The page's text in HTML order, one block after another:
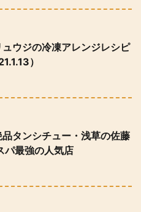
ュウジの冷凍アレンジレシピ
）
品タンシチュー・浅草の佐藤
パ最強の人気店